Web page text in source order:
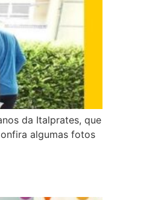
da Italprates, que
algumas fotos